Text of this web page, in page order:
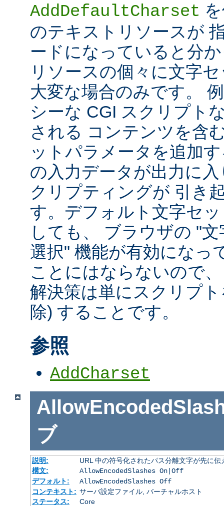
AddDefaultCharset
のテキストリソースが
ードになっていると分
リソースの個々に文字
大変な場合のみです。
シーな CGI スクリプト
される コンテンツを含
ットパラメータを追加
の入力データが出力に
クリプティングが 引き
す。デフォルト文字セ
しても、 ブラウザの "
選択" 機能が有効になっ
ことにはならないので
解決策は単にスクリプ
除) することです。
参照
AddCharset
ブ
説明:
URL 中の符号化されたパス分離文字が先に
構文:
AllowEncodedSlashes On|Off
デフォルト:
AllowEncodedSlashes Off
コンテキスト: サーバ設定ファイル, バーチャルホスト
ステータス:
Core